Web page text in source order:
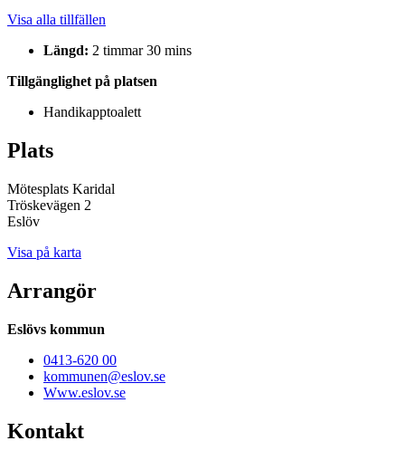
Visa alla tillfällen
Längd: 2 timmar 30 mins
Tillgänglighet på platsen
Handikapptoalett
Plats
Mötesplats Karidal
Tröskevägen 2
Eslöv
Visa på karta
Arrangör
Eslövs kommun
0413-620 00
kommunen@eslov.se
Www.eslov.se
Kontakt